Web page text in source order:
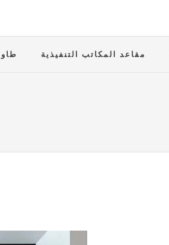
مقاعد المكاتب التنفيذية